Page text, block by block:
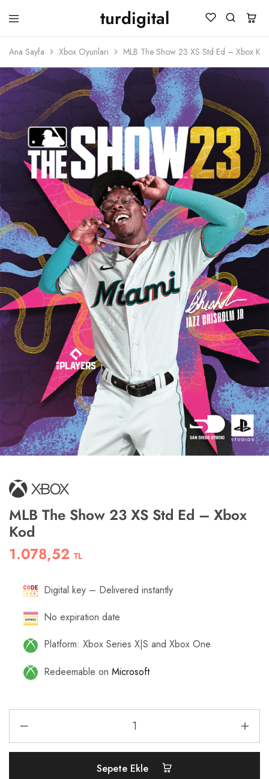
turdigital
TURDIGITAL
Dijital
Kartları
Oyun
Kartları
&
Üyelik
Paketleri
Ana Sayfa Xbox Oyunları MLB The Show 23 XS Std Ed – Xbox
MLB The Show 23 XS Std Ed – Xbox
Kod
1.078,52 TL
Digital key – Delivered instantly
No expiration date
Platform: Xbox Series X|S and Xbox One
Redeemable on Microsoft
Sepete Ekle